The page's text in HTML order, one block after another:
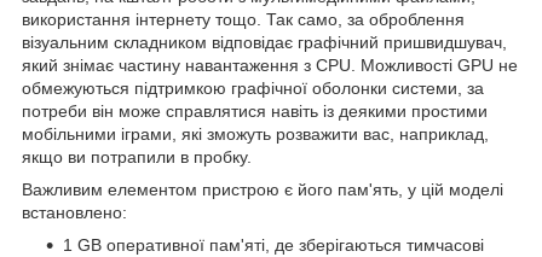
використання інтернету тощо. Так само, за оброблення
візуальним складником відповідає графічний пришвидшувач,
який знімає частину навантаження з CPU. Можливості GPU не
обмежуються підтримкою графічної оболонки системи, за
потреби він може справлятися навіть із деякими простими
мобільними іграми, які зможуть розважити вас, наприклад,
якщо ви потрапили в пробку.
Важливим елементом пристрою є його пам'ять, у цій моделі
встановлено:
1 GB оперативної пам'яті, де зберігаються тимчасові